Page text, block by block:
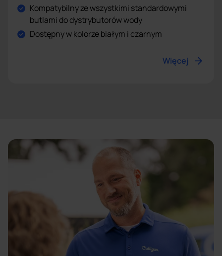
Kompatybilny ze wszystkimi standardowymi
butlami do dystrybutorów wody
Dostępny w kolorze białym i czarnym
Więcej